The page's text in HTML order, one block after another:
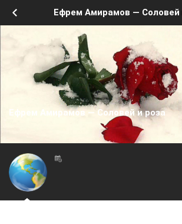
Ефрем Амирамов — Соловей
Ефрем Амирамов — Соловей и роза